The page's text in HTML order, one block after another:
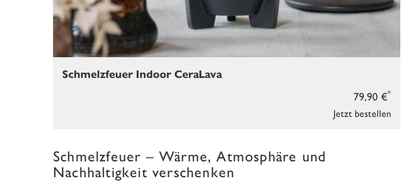
Jetzt bestellen
79,90 €*
Schmelzfeuer Indoor CeraLava
Schmelzfeuer – Wärme, Atmosphäre und
Nachhaltigkeit verschenken